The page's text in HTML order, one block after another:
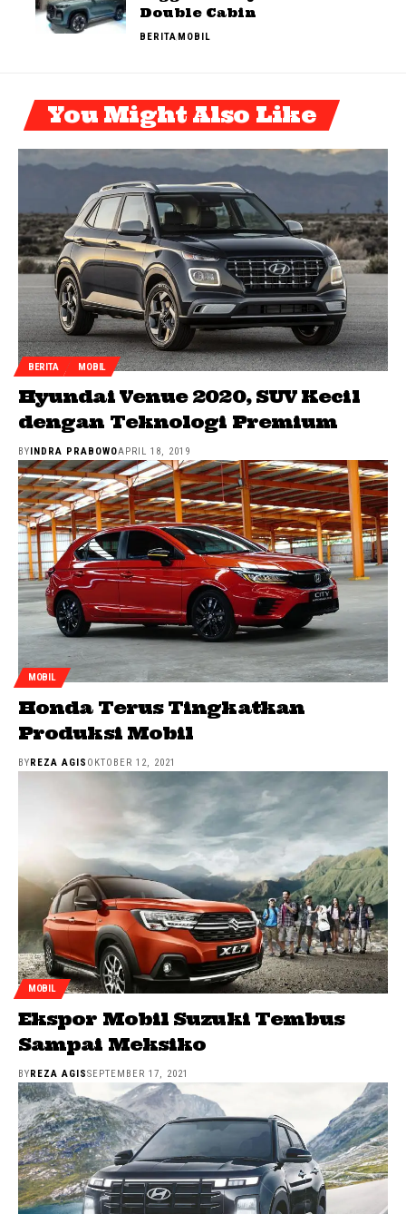
Double Cabin
BERITAMOBIL
You Might Also Like
BERITA MOBIL
Hyundai Venue 2020, SUV Kecil
dengan Teknologi Premium
BY INDRA PRABOWOAPRIL 18, 2019
MOBIL
Honda Terus Tingkatkan
Produksi Mobil
BYREZA AGIS OKTOBER 12, 2021
MOBIL
Ekspor Mobil Suzuki Tembus
Sampai Meksiko
BYREZA AGISSEPTEMBER 17, 2021